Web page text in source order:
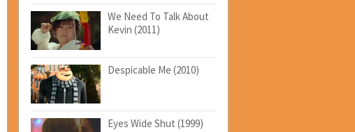
We Need To Talk About
Kevin (2011)
Despicable Me (2010)
Eyes Wide Shut (1999)